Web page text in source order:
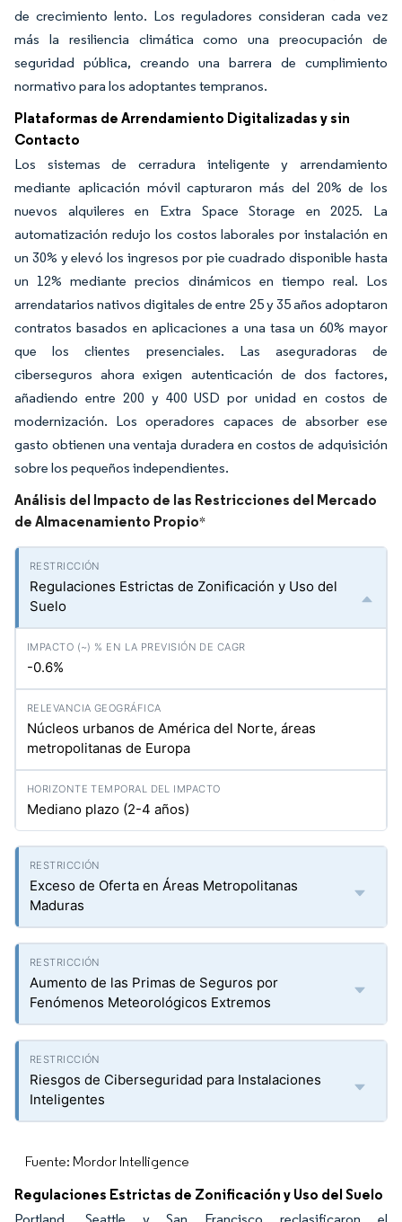
de crecimiento lento. Los reguladores consideran cada vez
más la resiliencia climática como una preocupación de
seguridad pública, creando una barrera de cumplimiento
normativo para los adoptantes tempranos.
Plataformas de Arrendamiento Digitalizadas y sin
Contacto
Los sistemas de cerradura inteligente y arrendamiento
mediante aplicación móvil capturaron más del 20% de los
nuevos alquileres en Extra Space Storage en 2025. La
automatización redujo los costos laborales por instalación en
un 30% y elevó los ingresos por pie cuadrado disponible hasta
un 12% mediante precios dinámicos en tiempo real. Los
arrendatarios nativos digitales de entre 25 y 35 años adoptaron
contratos basados en aplicaciones a una tasa un 60% mayor
que los clientes presenciales. Las aseguradoras de
ciberseguros ahora exigen autenticación de dos factores,
añadiendo entre 200 y 400 USD por unidad en costos de
modernización. Los operadores capaces de absorber ese
gasto obtienen una ventaja duradera en costos de adquisición
sobre los pequeños independientes.
Análisis del Impacto de las Restricciones del Mercado
de Almacenamiento Propio*
Regulaciones Estrictas de Zonificación y Uso del
Suelo
-0.6%
Núcleos urbanos de América del Norte, áreas
metropolitanas de Europa
Mediano plazo (2-4 años)
Exceso de Oferta en Áreas Metropolitanas
Maduras
Aumento de las Primas de Seguros por
Fenómenos Meteorológicos Extremos
Riesgos de Ciberseguridad para Instalaciones
Inteligentes
Fuente: Mordor Intelligence
Regulaciones Estrictas de Zonificación y Uso del Suelo